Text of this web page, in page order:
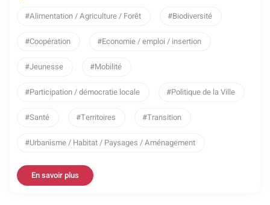
Alimentation / Agriculture / Forêt
Biodiversité
Coopération Economie / emploi / insertion
Jeunesse Mobilité
Participation / démocratie locale Politique de la Ville
Santé Territoires Transition
Urbanisme / Habitat / Paysages / Aménagement
En savoir plus